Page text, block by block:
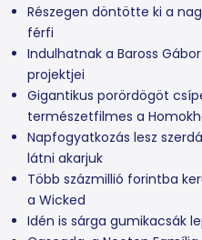
Részegen döntötte ki a
férfi
Indulhatnak a Baross
projektjei
Gigantikus porördögöt
természetfilmes a
Napfogyatkozás lesz
látni akarjuk
Több százmillió forintba
a Wicked
Idén is sárga gumikacsák